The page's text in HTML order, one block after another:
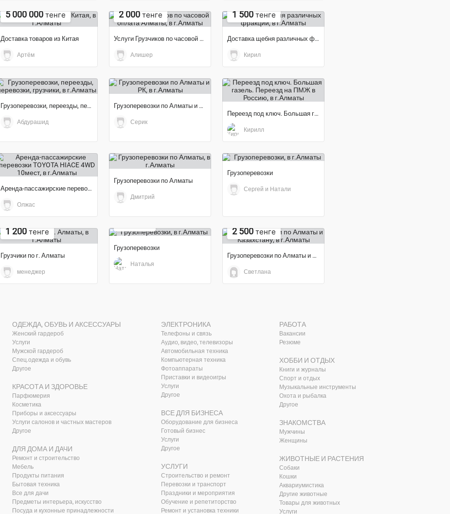
5 000 000 тенге
Доставка товаров из Китая
Артём
2 000 тенге
Услуги Грузчиков по часовой оплата Алматы
Алишер
1 500 тенге
Доставка щебня различных фракций
Кирил
Грузоперевозки, переезды, перевозки, грузчики
Абдурашид
Грузоперевозки по Алматы и РК
Серик
Переезд под ключ. Большая газель. Переезд на ПМЖ в Россию
Кирилл
Аренда-пассажирские перевозки TOYOTA HIACE 4WD 10мест
Олжас
Грузоперевозки по Алматы
Дмитрий
Грузоперевозки
Сергей и Натали
1 200 тенге
Грузчики по г. Алматы
менеджер
Грузоперевозки
Наталья
2 500 тенге
Грузоперевозки по Алматы и Казахстану
Светлана
ОДЕЖДА, ОБУВЬ И АКСЕССУАРЫ
Женский гардероб
Услуги
Мужской гардероб
Спец.одежда и обувь
Другое
КРАСОТА И ЗДОРОВЬЕ
Парфюмерия
Косметика
Приборы и аксессуары
Услуги салонов и частных мастеров
Другое
ДЛЯ ДОМА И ДАЧИ
Ремонт и строительство
Мебель
Продукты питания
Бытовая техника
Все для дачи
Предметы интерьера, искусство
Посуда и кухонные принадлежности
ЭЛЕКТРОНИКА
Телефоны и связь
Аудио, видео, телевизоры
Автомобильная техника
Компьютерная техника
Фотоаппараты
Приставки и видеоигры
Услуги
Другое
ВСЕ ДЛЯ БИЗНЕСА
Оборудование для бизнеса
Готовый бизнес
Услуги
Другое
УСЛУГИ
Строительство и ремонт
Перевозки и транспорт
Праздники и мероприятия
Обучение и репетиторство
Ремонт и установка техники
РАБОТА
Вакансии
Резюме
ХОББИ И ОТДЫХ
Книги и журналы
Спорт и отдых
Музыкальные инструменты
Охота и рыбалка
Другое
ЗНАКОМСТВА
Мужчины
Женщины
ЖИВОТНЫЕ И РАСТЕНИЯ
Собаки
Кошки
Аквариумистика
Другие животные
Товары для животных
Услуги